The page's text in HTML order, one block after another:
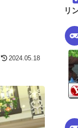
リ
2024.05.18